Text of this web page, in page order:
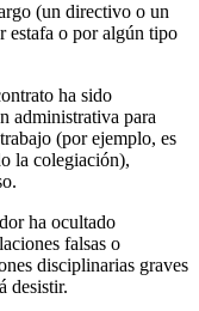
(un directivo o un
estafa o por algún tipo
ha sido
administrativa para
(por ejemplo, es
la colegiación),
ha ocultado
falsas o
disciplinarias graves
desistir.